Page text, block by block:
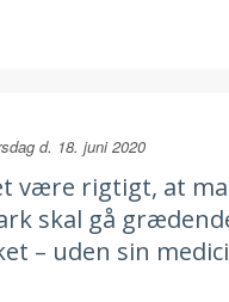
d. 18. juni 2020
være rigtigt, at
skal gå
– uden sin